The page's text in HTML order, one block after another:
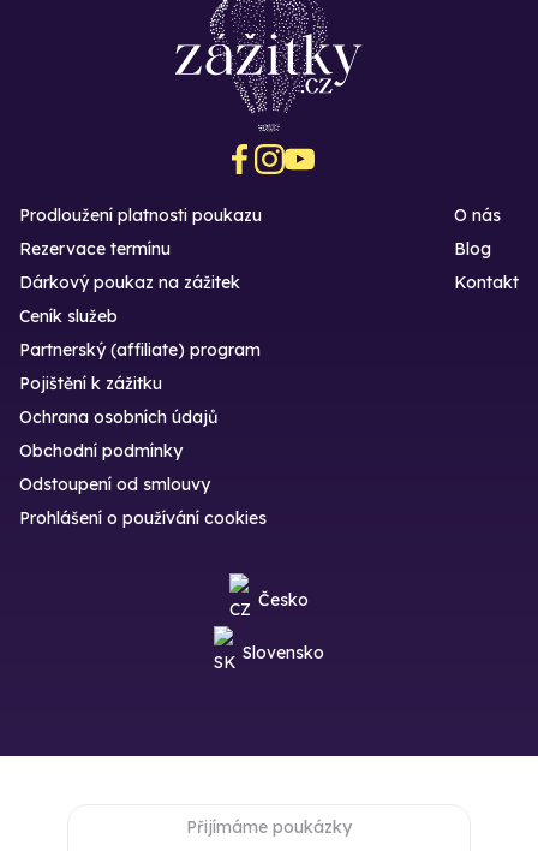
Prodloužení platnosti poukazu
Rezervace termínu
Dárkový poukaz na zážitek
O nás
Blog
Kontakt
Ceník služeb
Partnerský (affiliate) program
Pojištění k zážitku
Ochrana osobních údajů
Obchodní podmínky
Odstoupení od smlouvy
Prohlášení o používání cookies
Česko
Slovensko
Přijímáme poukázky